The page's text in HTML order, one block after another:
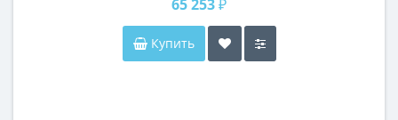
65 253 ₽
Купить